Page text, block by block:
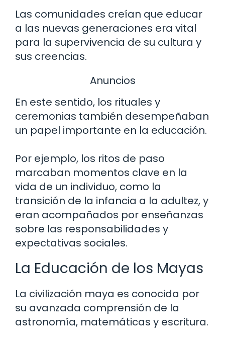
Las comunidades creían que educar
a las nuevas generaciones era vital
para la supervivencia de su cultura y
sus creencias.
Anuncios
En este sentido, los rituales y
ceremonias también desempeñaban
un papel importante en la educación.
Por ejemplo, los ritos de paso
marcaban momentos clave en la
vida de un individuo, como la
transición de la infancia a la adultez, y
eran acompañados por enseñanzas
sobre las responsabilidades y
expectativas sociales.
La Educación de los Mayas
La civilización maya es conocida por
su avanzada comprensión de la
astronomía, matemáticas y escritura.